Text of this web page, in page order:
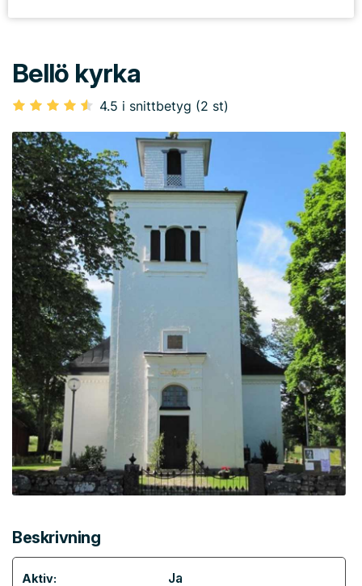
Bellö kyrka
4.5 i snittbetyg (2 st)
Beskrivning
Aktiv: Ja